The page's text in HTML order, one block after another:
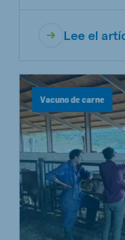
Lee el
Vacuno de carne